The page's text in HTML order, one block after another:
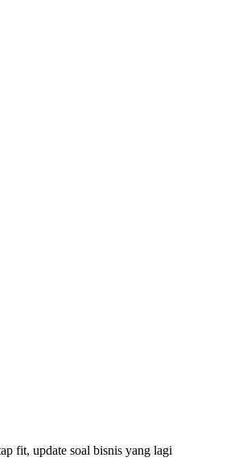
fit, update soal bisnis yang lagi